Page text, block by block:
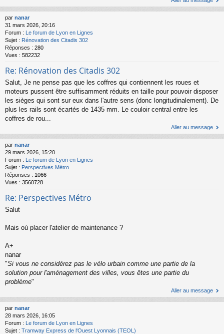
par nanar
31 mars 2026, 20:16
Forum :
Le forum de Lyon en Lignes
Sujet : Rénovation des Citadis 302
Réponses : 280
Vues : 582232
Re: Rénovation des Citadis 302
Salut, Je ne pense pas que les coffres qui contiennent les roues et
moteurs pussent être suffisamment réduits en taille pour pouvoir disposer
les sièges qui sont sur eux dans l'autre sens (donc longitudinalement). De
plus les rails sont écartés de 1435 mm. Le couloir central entre les
coffres de rou...
Aller au message
par nanar
29 mars 2026, 15:20
Forum : Le forum de Lyon en Lignes
Sujet : Perspectives Métro
Réponses : 1066
Vues : 3560728
Re: Perspectives Métro
Salut
Mais où placer l'atelier de maintenance ?
A+
nanar
"Si vous ne considérez pas le vélo urbain comme une partie de la
solution pour l'aménagement des villes, vous êtes une partie du
problème"
Aller au message
par nanar
28 mars 2026, 16:05
Forum : Le forum de Lyon en Lignes
Sujet : Tramway Express de l'Ouest Lyonnais (TEOL)